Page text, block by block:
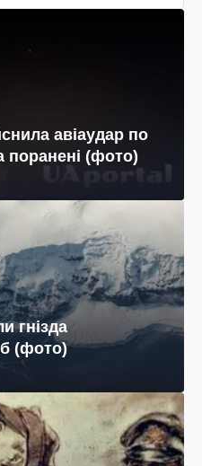
авіаудар по
поранені (фото)
гнізда
(фото)